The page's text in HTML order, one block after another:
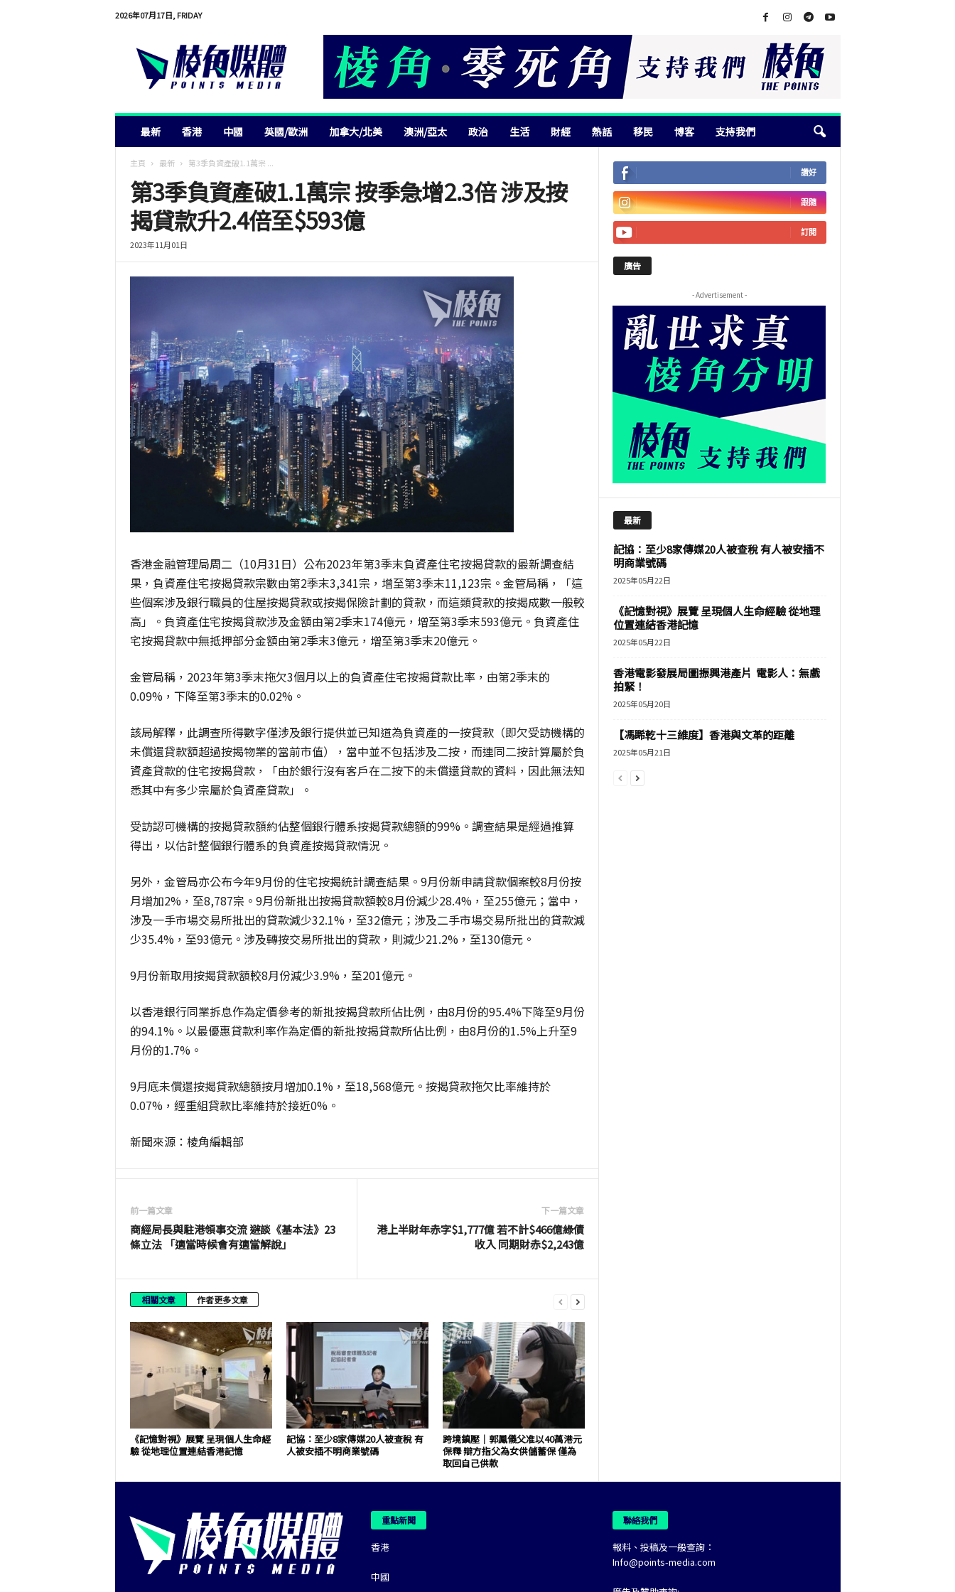
2026年07月17日, FRIDAY
最新 香港 中國 英國/歐洲 加拿大/北美 澳洲/亞太 政治 生活 財經 熱話 移民 博客 支持我們
主頁 最新 第3季負資產破1.1萬宗 ...
第3季負資產破1.1萬宗 按季急增2.3倍 涉及按
揭貸款升2.4倍至$593億
2023年11月01日
香港金融管理局周二（10月31日）公布2023年第3季末負資產住宅按揭貸款的最新調查結
果，負資產住宅按揭貸款宗數由第2季末3,341宗，增至第3季末11,123宗。金管局稱，「這
些個案涉及銀行職員的住屋按揭貸款或按揭保險計劃的貸款，而這類貸款的按揭成數一般較
高」。負資產住宅按揭貸款涉及金額由第2季末174億元，增至第3季末593億元。負資產住
宅按揭貸款中無抵押部分金額由第2季末3億元，增至第3季末20億元。
金管局稱，2023年第3季末拖欠3個月以上的負資產住宅按揭貸款比率，由第2季末的
0.09%，下降至第3季末的0.02%。
該局解釋，此調查所得數字僅涉及銀行提供並已知道為負資產的一按貸款（即欠受訪機構的
未償還貸款額超過按揭物業的當前市值），當中並不包括涉及二按，而連同二按計算屬於負
資產貸款的住宅按揭貸款，「由於銀行沒有客戶在二按下的未償還貸款的資料，因此無法知
悉其中有多少宗屬於負資產貸款」。
受訪認可機構的按揭貸款額約佔整個銀行體系按揭貸款總額的99%。調查結果是經過推算
得出，以估計整個銀行體系的負資產按揭貸款情況。
另外，金管局亦公布今年9月份的住宅按揭統計調查結果。9月份新申請貸款個案較8月份按
月增加2%，至8,787宗。9月份新批出按揭貸款額較8月份減少28.4%，至255億元；當中，
涉及一手市場交易所批出的貸款減少32.1%，至32億元；涉及二手市場交易所批出的貸款減
少35.4%，至93億元。涉及轉按交易所批出的貸款，則減少21.2%，至130億元。
9月份新取用按揭貸款額較8月份減少3.9%，至201億元。
以香港銀行同業拆息作為定價參考的新批按揭貸款所佔比例，由8月份的95.4%下降至9月份
的94.1%。以最優惠貸款利率作為定價的新批按揭貸款所佔比例，由8月份的1.5%上升至9
月份的1.7%。
9月底未償還按揭貸款總額按月增加0.1%，至18,568億元。按揭貸款拖欠比率維持於
0.07%，經重組貸款比率維持於接近0%。
新聞來源：棱角編輯部
前一篇文章
商經局長與駐港領事交流 避談《基本法》23
條立法 「適當時候會有適當解說」
下一篇文章
港上半財年赤字$1,777億 若不計$466億綠債
收入 同期財赤$2,243億
相關文章 作者更多文章
《記憶對視》展覽 呈現個人生命經
驗 從地理位置連結香港記憶
記協：至少8家傳媒20人被查稅 有
人被安插不明商業號碼
跨境鎮壓｜郭鳳儀父准以40萬港元
保釋 辯方指父為女供儲蓄保 僅為
取回自己供款
讚好
跟隨
訂閱
廣告
- Advertisement -
最新
記協：至少8家傳媒20人被查稅 有人被安插不
明商業號碼
2025年05月22日
《記憶對視》展覽 呈現個人生命經驗 從地理
位置連結香港記憶
2025年05月22日
香港電影發展局圖振興港產片 電影人：無戲
拍緊！
2025年05月20日
【馮睎乾十三維度】香港與文革的距離
2025年05月21日
重點新聞
香港
中國
聯絡我們
報料、投稿及一般查詢：
Info@points-media.com